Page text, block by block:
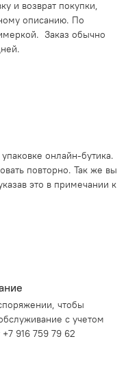
и возврат покупки,
описанию. По
Заказ обычно
онлайн-бутика.
повторно. Так же вы
это в примечании к
чтобы
с учетом
916 759 79 62